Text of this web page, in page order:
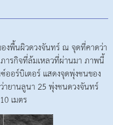
งพื้นผิวดวงจันทร์ ณ จุดที่คาดว่า
ารกิจที่ล้มเหลวที่ผ่านมา ภาพนี้
ออร์บิเตอร์ แสดงจุดพุ่งชนของ
ายานลูนา 25 พุ่งชนดวงจันทร์
เมตร